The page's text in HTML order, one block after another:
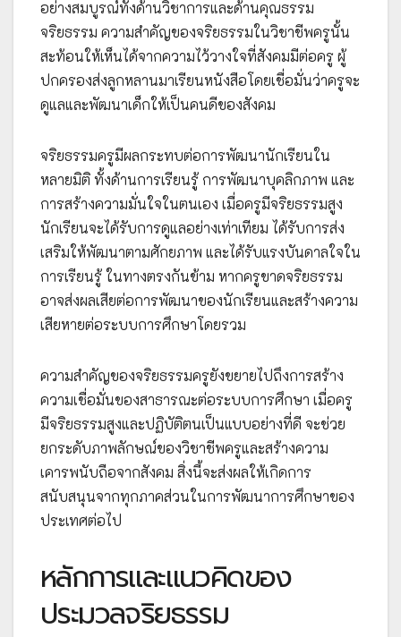
อย่างสมบูรณ์ทั้งด้านวิชาการและด้านคุณธรรม
จริยธรรม ความสำคัญของจริยธรรมในวิชาชีพครูนั้น
สะท้อนให้เห็นได้จากความไว้วางใจที่สังคมมีต่อครู ผู้
ปกครองส่งลูกหลานมาเรียนหนังสือโดยเชื่อมั่นว่าครูจะ
ดูแลและพัฒนาเด็กให้เป็นคนดีของสังคม
จริยธรรมครูมีผลกระทบต่อการพัฒนานักเรียนใน
หลายมิติ ทั้งด้านการเรียนรู้ การพัฒนาบุคลิกภาพ และ
การสร้างความมั่นใจในตนเอง เมื่อครูมีจริยธรรมสูง
นักเรียนจะได้รับการดูแลอย่างเท่าเทียม ได้รับการส่ง
เสริมให้พัฒนาตามศักยภาพ และได้รับแรงบันดาลใจใน
การเรียนรู้ ในทางตรงกันข้าม หากครูขาดจริยธรรม
อาจส่งผลเสียต่อการพัฒนาของนักเรียนและสร้างความ
เสียหายต่อระบบการศึกษาโดยรวม
ความสำคัญของจริยธรรมครูยังขยายไปถึงการสร้าง
ความเชื่อมั่นของสาธารณะต่อระบบการศึกษา เมื่อครู
มีจริยธรรมสูงและปฏิบัติตนเป็นแบบอย่างที่ดี จะช่วย
ยกระดับภาพลักษณ์ของวิชาชีพครูและสร้างความ
เคารพนับถือจากสังคม สิ่งนี้จะส่งผลให้เกิดการ
สนับสนุนจากทุกภาคส่วนในการพัฒนาการศึกษาของ
ประเทศต่อไป
หลักการและแนวคิดของ
ประมวลจริยธรรม